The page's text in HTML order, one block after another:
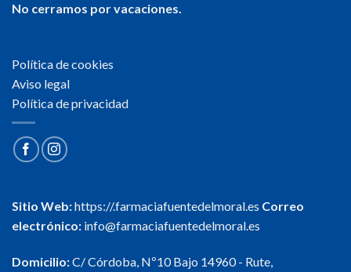
No cerramos por vacaciones.
Política de cookies
Aviso legal
Política de privacidad
Sitio Web:https://.farmaciafuentedelmoral.es Correo
electrónico: info@farmaciafuentedelmoral.es
Domicilio:C/ Córdoba, Nº10 Bajo 14960 - Rute,